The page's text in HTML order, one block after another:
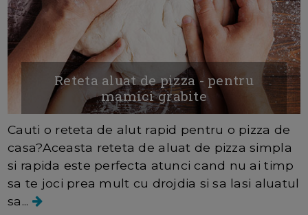
Reteta aluat de pizza - pentru
mamici grabite
Cauti o reteta de alut rapid pentru o pizza de
casa?Aceasta reteta de aluat de pizza simpla
si rapida este perfecta atunci cand nu ai timp
sa te joci prea mult cu drojdia si sa lasi aluatul
sa...